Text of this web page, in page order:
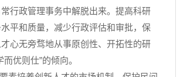
行政管理事务中解脱出来。提高科研
平和质量，减少行政评估和审批，保
心无旁骛地从事原创性、开拓性的研
优则仕”的倾向。